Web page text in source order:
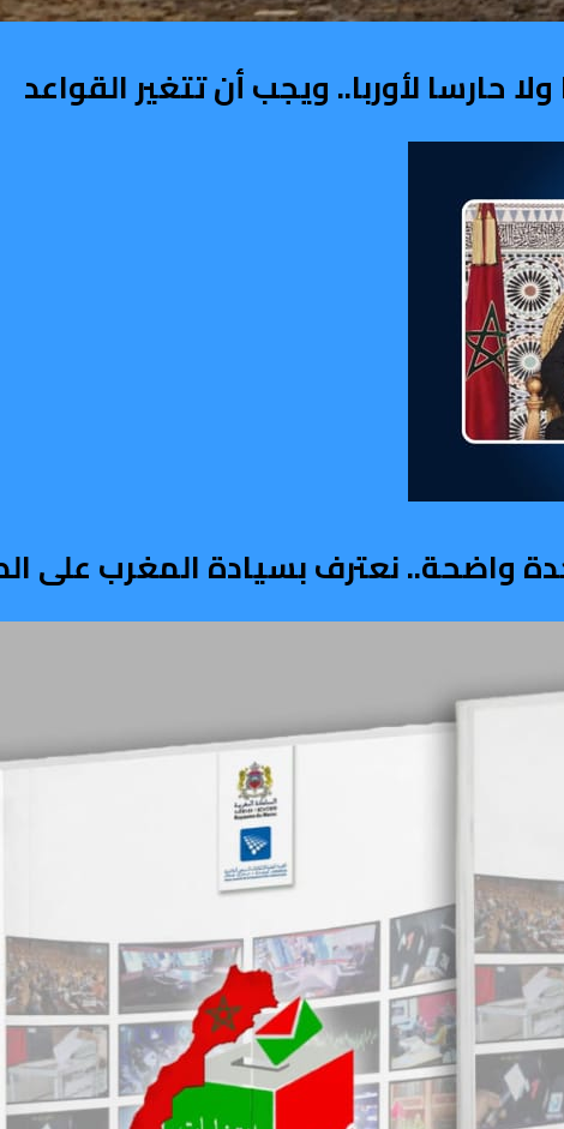
لأوربا.. ويجب أن تتغير القواعد
واضحة.. نعترف بسيادة المغرب على